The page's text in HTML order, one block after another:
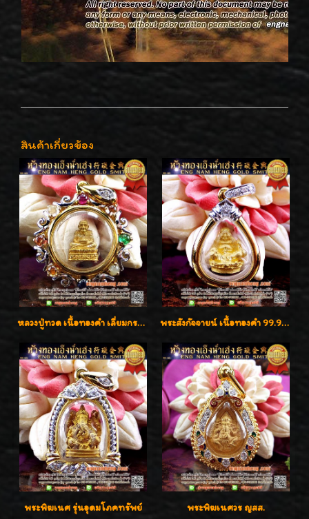
สินค้าเกี่ยวข้อง
หลวงปู่ทวด เนื้อทองคำ เลี่ยมกรอบทองคำประดับเพชรแท้และพลอยนพเก้า น่ารักมากๆค่ะ พระสังกัจจายน์ เนื้อทองคำ 99.99%
พระพิฆเนศ รุ่นอุดมโภคทรัพย์ พระพิฆเนศวร ญสส.